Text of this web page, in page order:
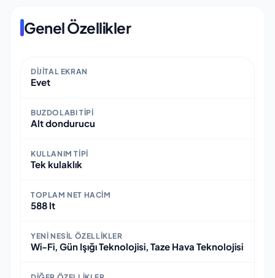
Genel Özellikler
DIJITAL EKRAN
Evet
BUZDOLABI TIPI
Alt dondurucu
KULLANIM TIPI
Tek kulaklık
TOPLAM NET HACIM
588 lt
YENI NESIL ÖZELLIKLER
Wi-Fi, Gün Işığı Teknolojisi, Taze Hava Teknolojisi